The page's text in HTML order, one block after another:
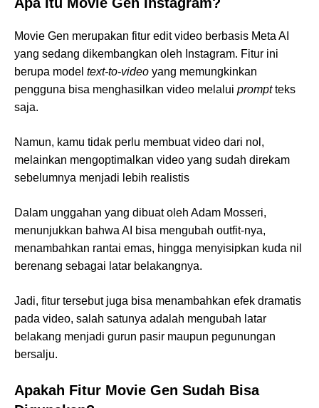
Apa Itu Movie Gen Instagram?
Movie Gen merupakan fitur edit video berbasis Meta AI
yang sedang dikembangkan oleh Instagram. Fitur ini
berupa model text-to-video yang memungkinkan
pengguna bisa menghasilkan video melalui promptteks
saja.
Namun, kamu tidak perlu membuat video dari nol,
melainkan mengoptimalkan video yang sudah direkam
sebelumnya menjadi lebih realistis
Dalam unggahan yang dibuat oleh Adam Mosseri,
menunjukkan bahwa AI bisa mengubah outfit-nya,
menambahkan rantai emas, hingga menyisipkan kuda nil
berenang sebagai latar belakangnya.
Jadi, fitur tersebut juga bisa menambahkan efek dramatis
pada video, salah satunya adalah mengubah latar
belakang menjadi gurun pasir maupun pegunungan
bersalju.
Apakah Fitur Movie Gen Sudah Bisa